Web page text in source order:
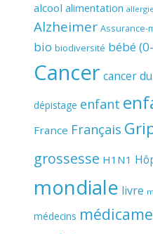
alcool alimentation allergie
Alzheimer Assurance-
bio biodiversité bébé
Cancer cancer
dépistage enfant
France Français
grossesse H1N1
mondiale livre
médecins